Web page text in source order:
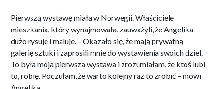
Pierwszą wystawę miała w Norwegii. Właściciele
mieszkania, który wynajmowała, zauważyli, że Angelika
dużo rysuje i maluje. – Okazało się, że mają prywatną
galerię sztuki i zaprosili mnie do wystawienia swoich dzieł.
To była moja pierwsza wystawa i zrozumiałam, że ktoś lubi
to, robię. Poczułam, że warto kolejny raz to zrobić – mówi